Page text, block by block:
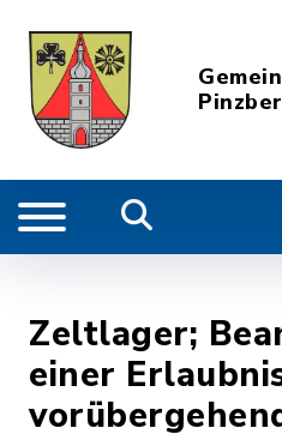
Zeltlager;
einer